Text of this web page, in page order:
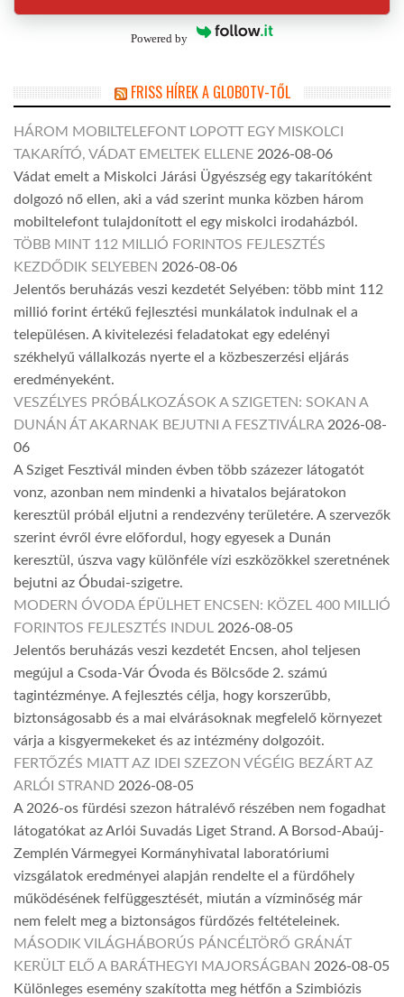
Powered by
FRISS HÍREK A GLOBOTV-TŐL
HÁROM MOBILTELEFONT LOPOTT EGY MISKOLCI
TAKARÍTÓ, VÁDAT EMELTEK ELLENE 2026-08-06
Vádat emelt a Miskolci Járási Ügyészség egy takarítóként
dolgozó nő ellen, aki a vád szerint munka közben három
mobiltelefont tulajdonított el egy miskolci irodaházból.
TÖBB MINT 112 MILLIÓ FORINTOS FEJLESZTÉS
KEZDŐDIK SELYEBEN 2026-08-06
Jelentős beruházás veszi kezdetét Selyében: több mint 112
millió forint értékű fejlesztési munkálatok indulnak el a
településen. A kivitelezési feladatokat egy edelényi
székhelyű vállalkozás nyerte el a közbeszerzési eljárás
eredményeként.
VESZÉLYES PRÓBÁLKOZÁSOK A SZIGETEN: SOKAN A
DUNÁN ÁT AKARNAK BEJUTNI A FESZTIVÁLRA 2026-08-
06
A Sziget Fesztivál minden évben több százezer látogatót
vonz, azonban nem mindenki a hivatalos bejáratokon
keresztül próbál eljutni a rendezvény területére. A szervezők
szerint évről évre előfordul, hogy egyesek a Dunán
keresztül, úszva vagy különféle vízi eszközökkel szeretnének
bejutni az Óbudai-szigetre.
MODERN ÓVODA ÉPÜLHET ENCSEN: KÖZEL 400 MILLIÓ
FORINTOS FEJLESZTÉS INDUL 2026-08-05
Jelentős beruházás veszi kezdetét Encsen, ahol teljesen
megújul a Csoda-Vár Óvoda és Bölcsőde 2. számú
tagintézménye. A fejlesztés célja, hogy korszerűbb,
biztonságosabb és a mai elvárásoknak megfelelő környezet
várja a kisgyermekeket és az intézmény dolgozóit.
FERTŐZÉS MIATT AZ IDEI SZEZON VÉGÉIG BEZÁRT AZ
ARLÓI STRAND 2026-08-05
A 2026-os fürdési szezon hátralévő részében nem fogadhat
látogatókat az Arlói Suvadás Liget Strand. A Borsod-Abaúj-
Zemplén Vármegyei Kormányhivatal laboratóriumi
vizsgálatok eredményei alapján rendelte el a fürdőhely
működésének felfüggesztését, miután a vízminőség már
nem felelt meg a biztonságos fürdőzés feltételeinek.
MÁSODIK VILÁGHÁBORÚS PÁNCÉLTÖRŐ GRÁNÁT
KERÜLT ELŐ A BARÁTHEGYI MAJORSÁGBAN 2026-08-05
Különleges esemény szakította meg hétfőn a Szimbiózis